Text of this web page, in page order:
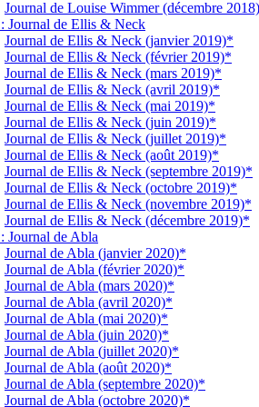
Journal de Louise Wimmer (décembre
Journal de Ellis & Neck
Journal de Ellis & Neck (janvier 2019)*
Journal de Ellis & Neck (février 2019)*
Journal de Ellis & Neck (mars 2019)*
Journal de Ellis & Neck (avril 2019)*
Journal de Ellis & Neck (mai 2019)*
Journal de Ellis & Neck (juin 2019)*
Journal de Ellis & Neck (juillet 2019)*
Journal de Ellis & Neck (août 2019)*
Journal de Ellis & Neck (septembre 2019)*
Journal de Ellis & Neck (octobre 2019)*
Journal de Ellis & Neck (novembre 2019)*
Journal de Ellis & Neck (décembre 2019)*
Journal de Abla
Journal de Abla (janvier 2020)*
Journal de Abla (février 2020)*
Journal de Abla (mars 2020)*
Journal de Abla (avril 2020)*
Journal de Abla (mai 2020)*
Journal de Abla (juin 2020)*
Journal de Abla (juillet 2020)*
Journal de Abla (août 2020)*
Journal de Abla (septembre 2020)*
Journal de Abla (octobre 2020)*